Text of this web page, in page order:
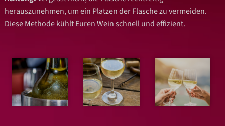
herauszunehmen, um ein Platzen derFlasche zu vermeiden.
Diese Methode kühlt Euren Wein schnell und effizient.